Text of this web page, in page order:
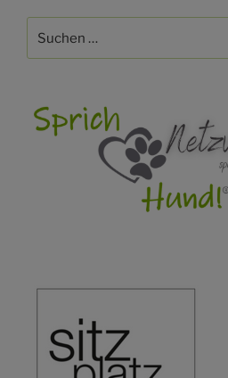
nach: